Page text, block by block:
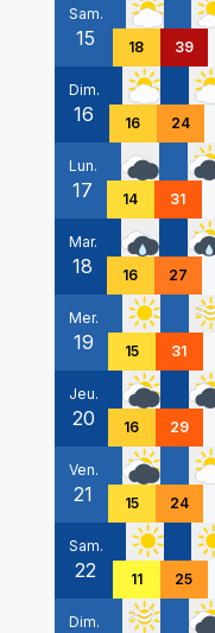
Sam.
15 18 39
Dim.
16 16 24
Lun.
17 14 31
Mar.
18 16 27
Mer.
19 15 31
Jeu.
20 16 29
Ven.
21 15 24
Sam.
22 11 25
Dim.